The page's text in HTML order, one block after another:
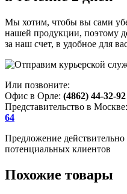
Мы хотим, чтобы вы сами
нашей продукции, поэтому
за наш счет, в удобное для
Или позвоните:
Офис в Орле: (4862) 44-32-92
Представительство в Москве:
64
Предложение
потенциальных клиентов
Похожие товары